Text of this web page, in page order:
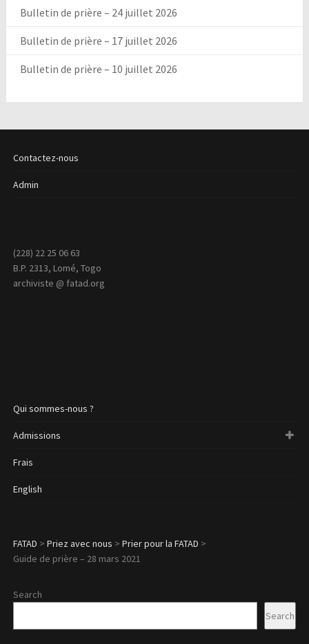
Bulletin de prière – 24 juillet 2026
Bulletin de prière – 17 juillet 2026
Bulletin de prière – 10 juillet 2026
Contactez-nous
Admin
(228) 22 25 06 63
B.P. 2313, Lomé, Togo
archiviste @ fatad.org
Qui sommes-nous ?
Admissions
Frais
English
FATAD > Priez avec nous > Prier pour la FATAD >
Guide de prière – 28 mars 2021
Search
Search